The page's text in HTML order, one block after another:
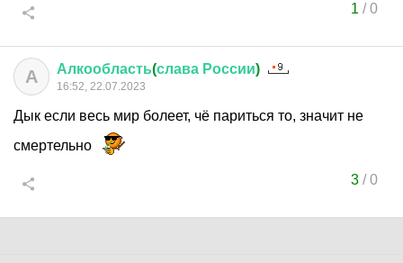
1 /0
А Алкообласть(слава России)
16:52, 22.07.2023
Дык если весь мир болеет, чё париться то, значит не
смертельно
3/0